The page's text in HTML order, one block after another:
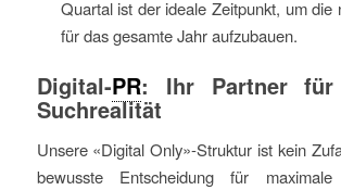
Quartal ist der ideale Zeitpunkt, um die
für das gesamte Jahr aufzubauen.
Digital-PR: Ihr Partner für
Suchrealität
Unsere «Digital Only»-Struktur ist kein
bewusste Entscheidung für